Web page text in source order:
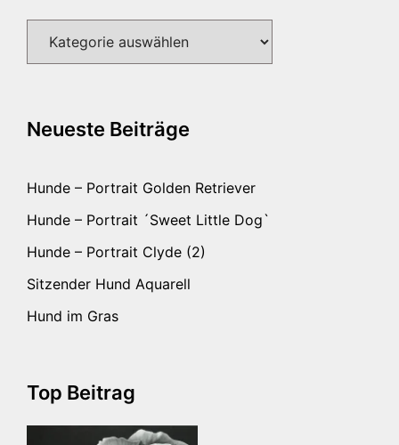
Neueste Beiträge
Hunde – Portrait Golden Retriever
Hunde – Portrait ´Sweet Little Dog`
Hunde – Portrait Clyde (2)
Sitzender Hund Aquarell
Hund im Gras
Top Beitrag